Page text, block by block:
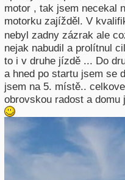
motor , tak jsem necekal
motorku zajížděl. V
nebyl zadny zázrak ale
nejak nabudil a prolítnul
to i v druhe jízdě ... Do
a hned po startu jsem se
jsem na 5. místě..
obrovskou radost a